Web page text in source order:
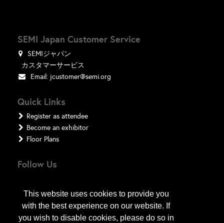
This website uses cookies to provide you
with the best experience on our website. If
you wish to disable cookies, please do so in
SEMI Japan Customer Service
SEMIジャパン
カスタマーサービス
Email: jcustomer@semi.org
Quick Links
Register as attendee
Become an exhibitor
Floor Plans
Follow Us